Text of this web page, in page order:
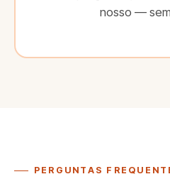
nosso —
PERGUNTAS